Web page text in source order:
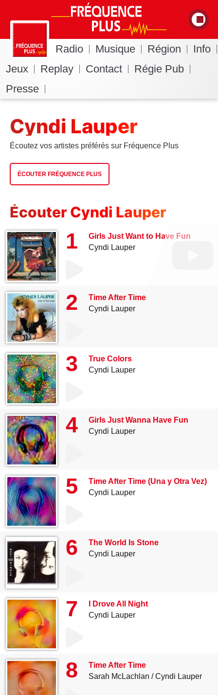
Radio Musique Région
Info
Jeux
Replay Contact
Régie Pub
Presse
Cyndi Lauper
Écoutez vos artistes préférés sur Fréquence Plus
ÉCOUTER FRÉQUENCE PLUS
Écouter Cyndi Lauper
1
Girls Just Want to Have Fun
Cyndi Lauper
2
Time After Time
Cyndi Lauper
3
True Colors
Cyndi Lauper
4
Girls Just Wanna Have Fun
Cyndi Lauper
5
Time After Time (Una y Otra Vez)
Cyndi Lauper
6
The World Is Stone
Cyndi Lauper
7
I Drove All Night
Cyndi Lauper
8
Time After Time
Sarah McLachlan
Cyndi Lauper